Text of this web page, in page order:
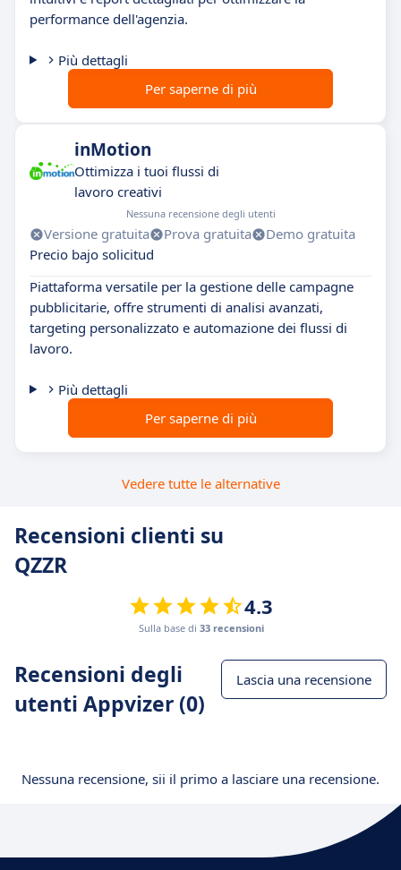
performance dell'agenzia.
Più dettagli
Per saperne di più
inMotion
Ottimizza i tuoi flussi di
lavoro creativi
Nessuna recensione degli utenti
Versione gratuita Prova gratuita
Demo gratuita
Precio bajo solicitud
Piattaforma versatile per la gestione delle campagne
pubblicitarie, offre strumenti di analisi avanzati,
targeting personalizzato e automazione dei flussi di
lavoro.
Più dettagli
Per saperne di più
Vedere tutte le alternative
Recensioni clienti su
QZZR
4.3
Sulla base di 33 recensioni
Recensioni degli
utenti Appvizer (0)
Lascia una recensione
Nessuna recensione, sii il primo a lasciare una recensione.